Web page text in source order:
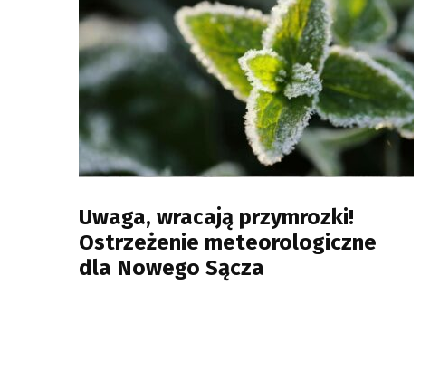
Uwaga, wracają przymrozki!
Ostrzeżenie meteorologiczne
dla Nowego Sącza